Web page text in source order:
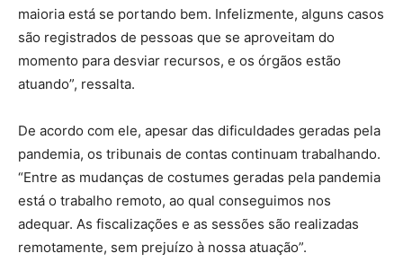
maioria está se portando bem. Infelizmente, alguns casos
são registrados de pessoas que se aproveitam do
momento para desviar recursos, e os órgãos estão
atuando”, ressalta.
De acordo com ele, apesar das dificuldades geradas pela
pandemia, os tribunais de contas continuam trabalhando.
“Entre as mudanças de costumes geradas pela pandemia
está o trabalho remoto, ao qual conseguimos nos
adequar. As fiscalizações e as sessões são realizadas
remotamente, sem prejuízo à nossa atuação”.